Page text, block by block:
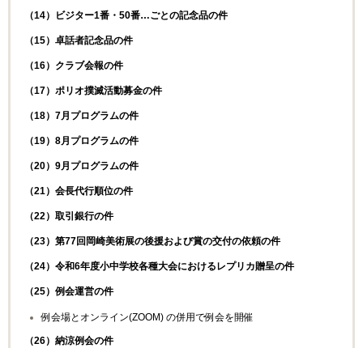
（14）ビジター1番・ 50番…ごとの記念品の件
（15）卓話者記念品の件
（16）クラブ会報の件
（17）ポリオ撲滅活動募金の件
（18） 7月プログラムの件
（19） 8月プログラムの件
（20） 9月プログラムの件
（21）会長代行順位の件
（22）取引銀行の件
（23）第77回岡崎美術展の後援および賞の交付の依頼の件
（24）令和6年度小中学校各種大会におけるレプリカ贈呈の件
（25）例会運営の件
例会場とオンライン(ZOOM) の併用で例会を開催
（26）納涼例会の件